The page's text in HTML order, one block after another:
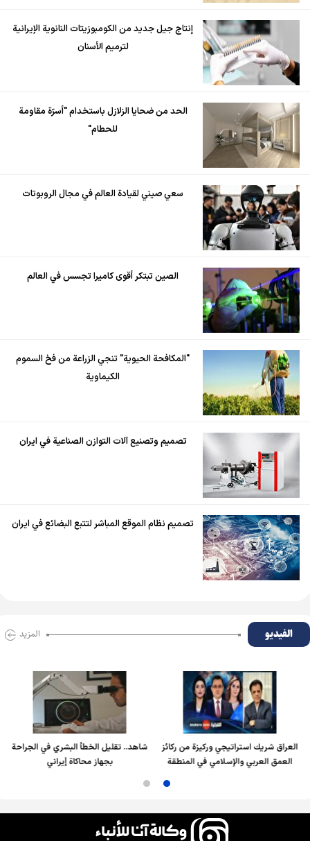
إنتاج جيل جديد من الكومبوزيتات النانوية الإيرانية
لترميم الأسنان
الحد من ضحايا الزلازل باستخدام "أسرّة مقاومة
للحطام"
سعي صيني لقيادة العالم في مجال الروبوتات
الصين تبتكر أقوى كاميرا تجسس في العالم
"المكافحة الحيوية" تنجي الزراعة من فخ السموم
الكيماوية
تصميم وتصنيع آلات التوازن الصناعية في ايران
تصميم نظام الموقع المباشر لتتبع البضائع في ايران
الفیدیو المزید
العراق شريك استراتيجي وركيزة من ركائز
العمق العربي والإسلامي في المنطقة
شاهد.. تقليل الخطأ البشري في الجراحة
بجهاز محاكاة إيراني